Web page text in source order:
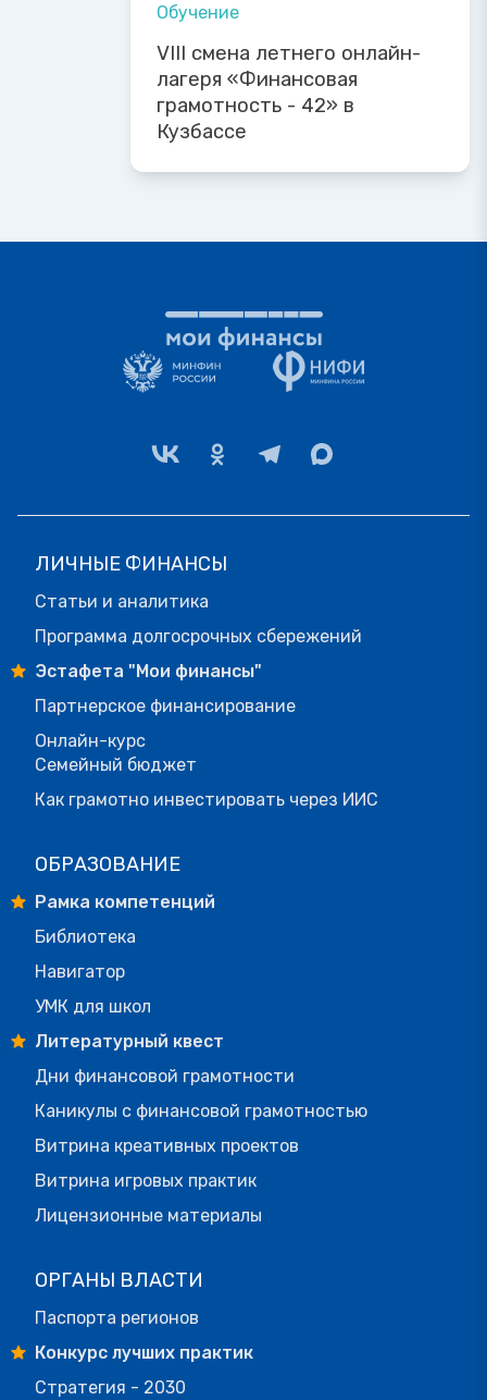
Обучение
VIII смена летнего онлайн-
лагеря «Финансовая
грамотность - 42» в
Кузбассе
ЛИЧНЫЕ ФИНАНСЫ
Статьи и аналитика
Программа долгосрочных сбережений
Эстафета "Мои финансы"
Партнерское финансирование
Онлайн-курс
Семейный бюджет
Как грамотно инвестировать через ИИС
ОБРАЗОВАНИЕ
Рамка компетенций
Библиотека
Навигатор
УМК для школ
Литературный квест
Дни финансовой грамотности
Каникулы с финансовой грамотностью
Витрина креативных проектов
Витрина игровых практик
Лицензионные материалы
ОРГАНЫ ВЛАСТИ
Паспорта регионов
Конкурс лучших практик
Стратегия - 2030